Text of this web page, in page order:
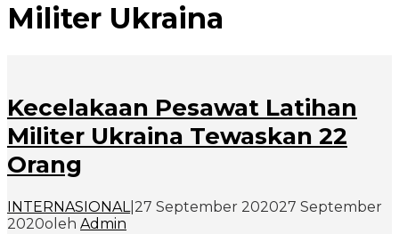
Militer Ukraina
Kecelakaan Pesawat Latihan
Militer Ukraina Tewaskan 22
Orang
INTERNASIONAL| 27 September 202027 September
2020oleh Admin